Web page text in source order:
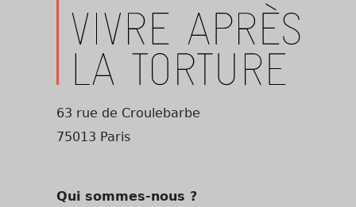
63 rue de Croulebarbe
75013 Paris
Qui sommes-nous ?